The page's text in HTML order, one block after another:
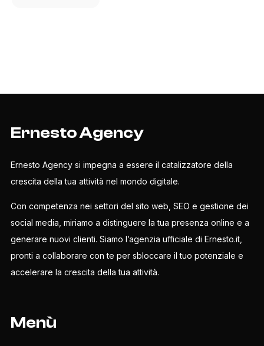
Ernesto Agency
Ernesto Agency si impegna a essere il catalizzatore della
crescita della tua attività nel mondo digitale.
Con competenza nei settori del sito web, SEO e gestione dei
social media, miriamo a distinguere la tua presenza online e a
generare nuovi clienti. Siamo l’agenzia ufficiale di Ernesto.it,
pronti a collaborare con te per sbloccare il tuo potenziale e
accelerare la crescita della tua attività.
Menù